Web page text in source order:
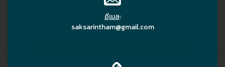
อีเมล:
saksarintham@gmail.com